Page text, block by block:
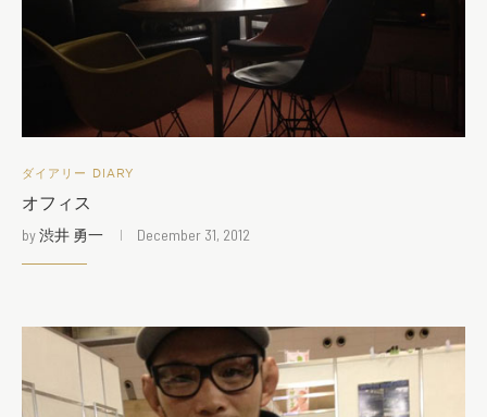
ダイアリー DIARY
オフィス
by渋井 勇一 December 31, 2012